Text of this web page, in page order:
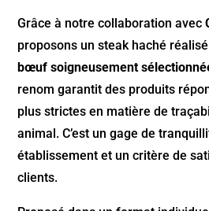
Grâce à notre collaboration avec
proposons un steak haché
bœuf soigneusement
renom garantit des produits
plus strictes en matière de
animal. C’est un gage de
établissement et un critère de
clients.